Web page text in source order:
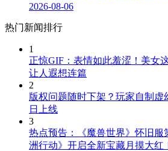
2026-08-06
热门新闻排行
1
正惊GIF：表情如此羞涩！美女
让人遐想连篇
2
版权问题随时下架？玩家自制虚
日上线
3
热点预告：《魔兽世界》怀旧服
洲行动》开启全新宝藏月摸大红